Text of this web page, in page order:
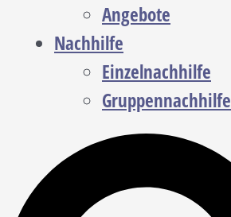
Angebote
Nachhilfe
Einzelnachhilfe
Gruppennachhilfe